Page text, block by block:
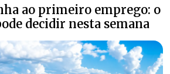
ao primeiro emprego: o
decidir nesta semana